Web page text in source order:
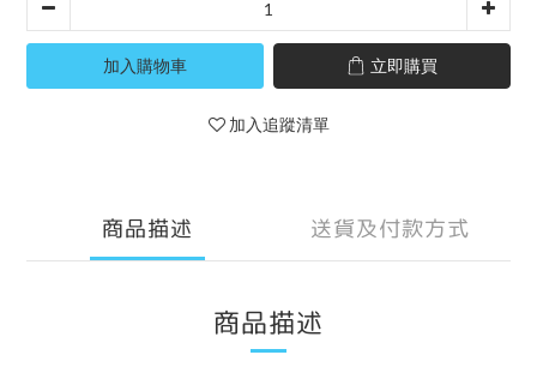
加入購物車 立即購買
加入追蹤清單
商品描述 送貨及付款方式
商品描述